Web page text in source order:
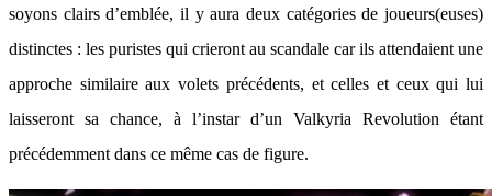
soyons clairs d’emblée, il y aura deux catégories de joueurs(euses)
distinctes : les puristes qui crieront au scandale car ils attendaient une
approche similaire aux volets précédents, et celles et ceux qui lui
laisseront sa chance, à l’instar d’un Valkyria Revolution étant
précédemment dans ce même cas de figure.